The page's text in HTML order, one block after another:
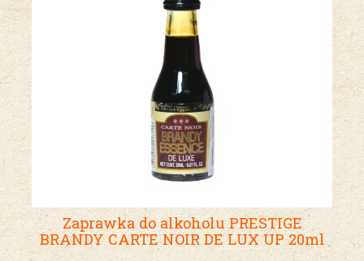
Zaprawka do alkoholu PRESTIGE
BRANDY CARTE NOIR DE LUX UP 20ml